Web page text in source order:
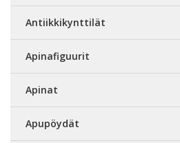
Antiikkikynttilät
Apinafiguurit
Apinat
Apupöydät